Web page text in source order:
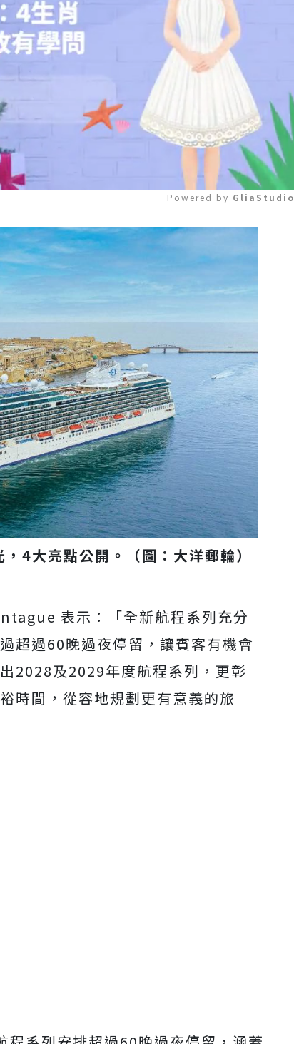
Powered by
4大亮點公開。（圖：大洋郵輪）
表示：「全新航程系列充分
超過60晚過夜停留，讓賓客有機會
2028及2029年度航程系列，更彰
時間，從容地規劃更有意義的旅